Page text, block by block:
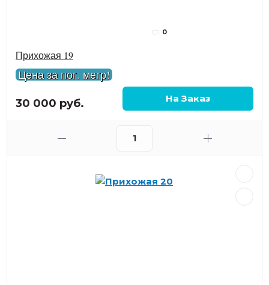
0
Прихожая 19
Цена за пог. метр!
30 000 руб.